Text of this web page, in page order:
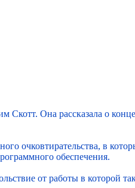
Скотт. Она рассказала о
очковтирательства, в
обеспечения.
от работы в которой так